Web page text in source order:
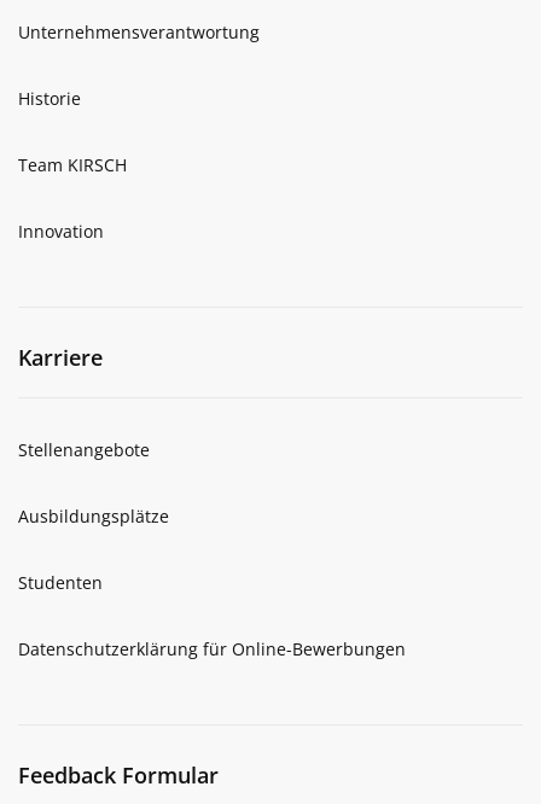
Unternehmensverantwortung
Historie
Team KIRSCH
Innovation
Karriere
Stellenangebote
Ausbildungsplätze
Studenten
Datenschutzerklärung für Online-Bewerbungen
Feedback Formular